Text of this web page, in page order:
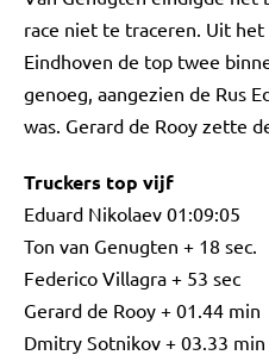
race niet te traceren. Uit
Eindhoven de top twee
genoeg, aangezien de Rus
was. Gerard de Rooy zette
Truckers top vijf
Eduard Nikolaev 01:09:05
Ton van Genugten + 18 sec.
Federico Villagra + 53 sec
Gerard de Rooy + 01.44 min
Dmitry Sotnikov + 03.33 min